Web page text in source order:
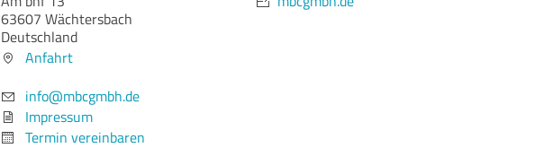
63607 Wächtersbach
Deutschland
Anfahrt
info@mbcgmbh.de
Impressum
Termin vereinbaren